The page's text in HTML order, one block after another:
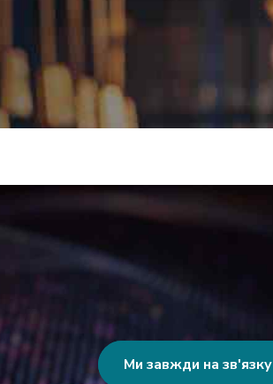
Ми завжди на зв'язку